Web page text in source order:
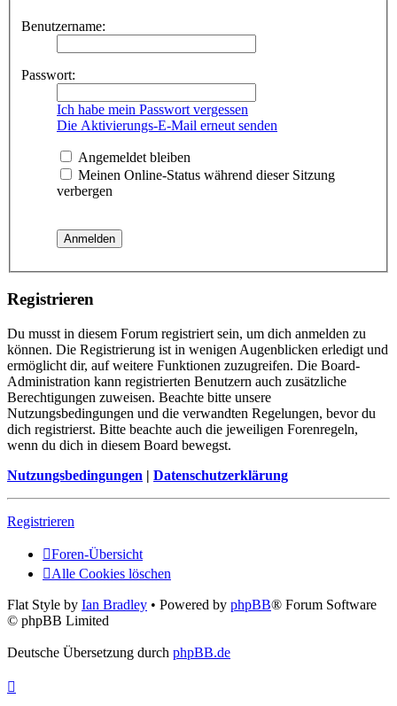
Benutzername:
Passwort:
Ich habe mein Passwort vergessen
Die Aktivierungs-E-Mail erneut senden
Angemeldet bleiben
Meinen Online-Status während dieser Sitzung
verbergen
Registrieren
Du musst in diesem Forum registriert sein, um dich anmelden zu
können. Die Registrierung ist in wenigen Augenblicken erledigt und
ermöglicht dir, auf weitere Funktionen zuzugreifen. Die Board-
Administration kann registrierten Benutzern auch zusätzliche
Berechtigungen zuweisen. Beachte bitte unsere
Nutzungsbedingungen und die verwandten Regelungen, bevor du
dich registrierst. Bitte beachte auch die jeweiligen Forenregeln,
wenn du dich in diesem Board bewegst.
Nutzungsbedingungen | Datenschutzerklärung
Registrieren
Foren-Übersicht
Alle Cookies löschen
Flat Style by Ian Bradley • Powered by phpBB® Forum Software
© phpBB Limited
Deutsche Übersetzung durch phpBB.de